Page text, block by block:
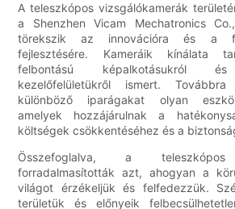
A teleszkópos vizsgálókamerák
a Shenzhen Vicam Mechatronics
törekszik az innovációra és a
fejlesztésére. Kameráik kínálata
felbontású képalkotásukról és
kezelőfelületükről ismert.
különböző iparágakat olyan
amelyek hozzájárulnak a
költségek csökkentéséhez és a
Összefoglalva, a teleszkópos
forradalmasították azt, ahogyan a
világot érzékeljük és felfedezzük.
területük és előnyeik